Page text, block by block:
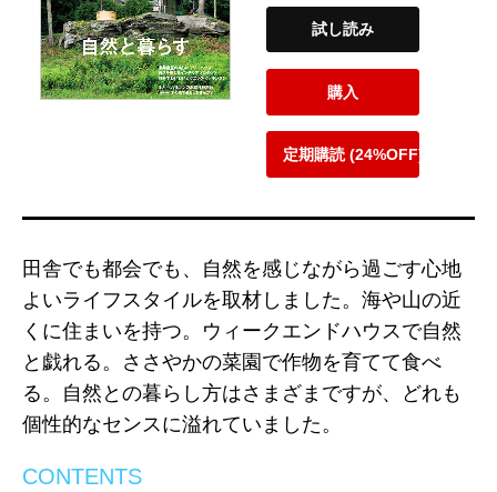
試し読み
購入
定期購読 (24%OFF)
田舎でも都会でも、自然を感じながら過ごす心地
よいライフスタイルを取材しました。海や山の近
くに住まいを持つ。ウィークエンドハウスで自然
と戯れる。ささやかの菜園で作物を育てて食べ
る。自然との暮らし方はさまざまですが、どれも
個性的なセンスに溢れていました。
CONTENTS